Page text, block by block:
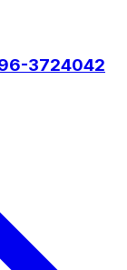
3724042